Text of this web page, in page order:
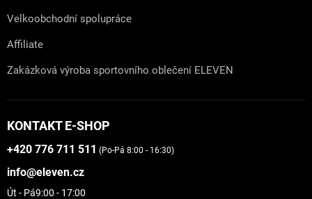
Velkoobchodní spolupráce
Affiliate
Zakázková výroba sportovního oblečení ELEVEN
KONTAKT E-SHOP
+420 776 711 511 (Po-Pá 8:00 - 16:30)
info@eleven.cz
Út - Pá9:00 - 17:00